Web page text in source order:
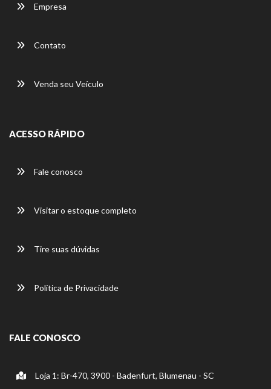
Empresa
Contato
Venda seu Veículo
ACESSO RÁPIDO
Fale conosco
Visitar o estoque completo
Tire suas dúvidas
Política de Privacidade
FALE CONOSCO
Loja 1: Br-470, 3900 - Badenfurt, Blumenau - SC